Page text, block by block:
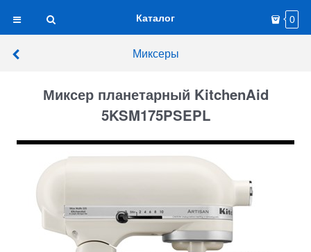
Каталог 0
Миксеры
Миксер планетарный KitchenAid
5KSM175PSEPL